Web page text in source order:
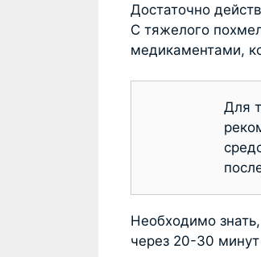
Достаточно
С тяжелого
медикаментами,
Для
Необходимо
через 20-30